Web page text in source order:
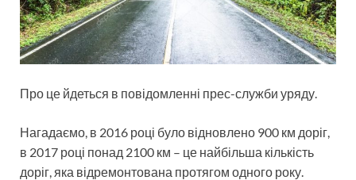
Про це йдеться в повідомленні прес-служби уряду.
Нагадаємо, в 2016 році було відновлено 900 км доріг,
в 2017 році понад 2100 км – це найбільша кількість
доріг, яка відремонтована протягом одного року.